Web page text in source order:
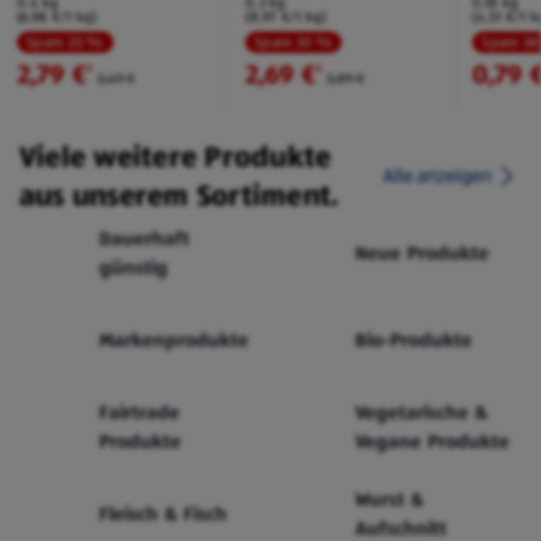
(6,98 €/1 kg)
Spare 20 %
2,79 €² 3,49 €
(8,97 €/1 kg)
Spare 30 %
2,69 €² 3,89 €
(4,51 €/1
Spare
0,79
Viele weitere Produkte
aus unserem Sortiment.
Alle anzeigen
Dauerhaft
günstig
Neue Produkte
Markenprodukte Bio-Produkte
Fairtrade
Produkte
Vegetarische &
Vegane Produkte
Fleisch & Fisch
Wurst &
Aufschnitt